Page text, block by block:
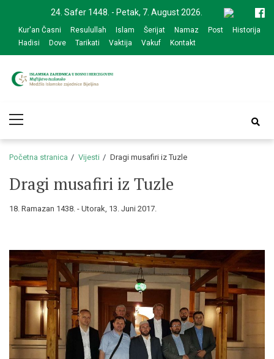
navigation
content
24. Safer 1448. - Petak, 7. August 2026.
Kur'an Časni Resulullah Islam Šerijat Namaz Post
Historija
Hadisi
Dove Tarikati Vaktija Vakuf Kontakt
zajednice Bijeljina
Menu
Početna stranica Vijesti Dragi musafiri iz Tuzle
Dragi musafiri iz Tuzle
18. Ramazan 1438. - Utorak, 13. Juni 2017.